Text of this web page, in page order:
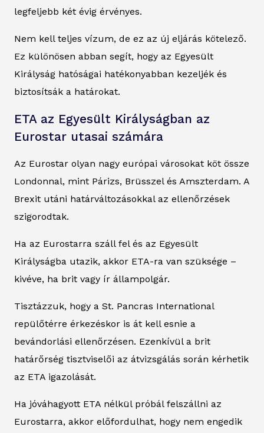
legfeljebb két évig érvényes.
Nem kell teljes vízum, de ez az új eljárás kötelező.
Ez különösen abban segít, hogy az Egyesült
Királyság hatóságai hatékonyabban kezeljék és
biztosítsák a határokat.
ETA az Egyesült Királyságban az
Eurostar utasai számára
Az Eurostar olyan nagy európai városokat köt össze
Londonnal, mint Párizs, Brüsszel és Amszterdam. A
Brexit utáni határváltozásokkal az ellenőrzések
szigorodtak.
Ha az Eurostarra száll fel és az Egyesült
Királyságba utazik, akkor ETA-ra van szüksége –
kivéve, ha brit vagy ír állampolgár.
Tisztázzuk, hogy a St. Pancras International
repülőtérre érkezéskor is át kell esnie a
bevándorlási ellenőrzésen. Ezenkívül a brit
határőrség tisztviselői az átvizsgálás során kérhetik
az ETA igazolását.
Ha jóváhagyott ETA nélkül próbál felszállni az
Eurostarra, akkor előfordulhat, hogy nem engedik